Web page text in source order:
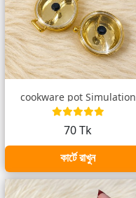
cookware pot Simulation
70 Tk
কার্টে রাখুন